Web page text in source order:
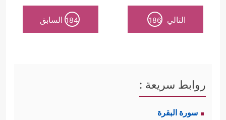
التالي 186
184 السابق
روابط سريعة :
سورة البقرة